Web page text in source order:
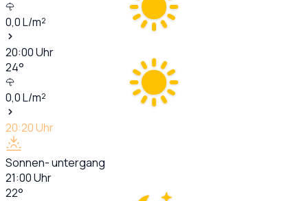
0,0L/m²
20:00Uhr
24°
0,0L/m²
20:20Uhr
Sonnen- untergang
21:00Uhr
22°